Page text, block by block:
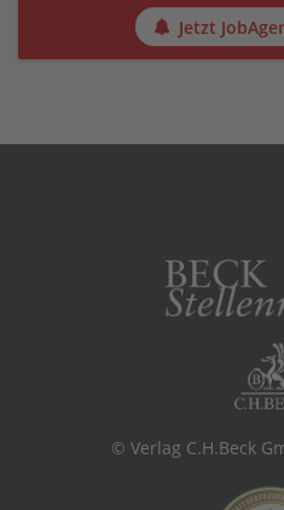
Jetzt
© Verlag C.H.Beck